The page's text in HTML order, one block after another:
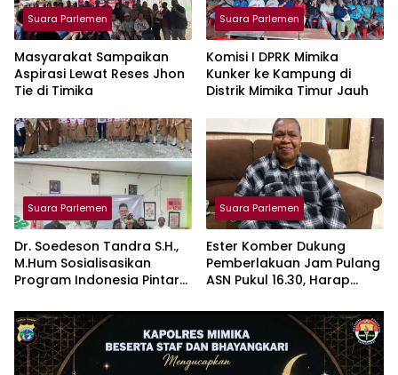
Suara Parlemen
Masyarakat Sampaikan
Aspirasi Lewat Reses Jhon
Tie di Timika
Suara Parlemen
Komisi I DPRK Mimika
Kunker ke Kampung di
Distrik Mimika Timur Jauh
Suara Parlemen
Dr. Soedeson Tandra S.H.,
M.Hum Sosialisasikan
Program Indonesia Pintar
Suara Parlemen
Ester Komber Dukung
Pemberlakuan Jam Pulang
ASN Pukul 16.30, Harap
Pegawai